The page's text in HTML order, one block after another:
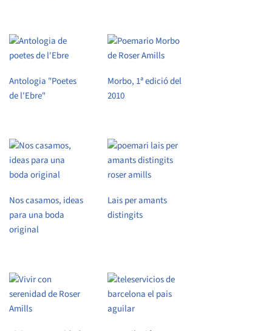
Antologia "Poetes
de l'Ebre"
Morbo, 1ª edició del
2010
Nos casamos, ideas
para una boda
original
Lais per amants
distingits